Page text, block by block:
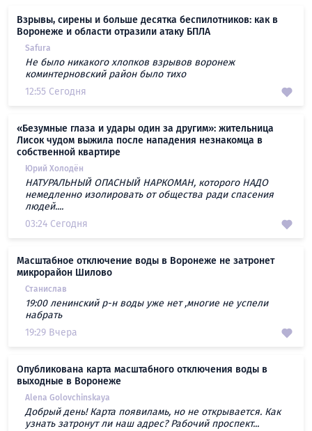
Взрывы, сирены и больше десятка беспилотников: как в
Воронеже и области отразили атаку БПЛА
Safura
Не было никакого хлопков взрывов воронеж
коминтерновский район было тихо
12:55 Сегодня
«Безумные глаза и удары один за другим»: жительница
Лисок чудом выжила после нападения незнакомца в
собственной квартире
Юрий Холодён
НАТУРАЛЬНЫЙ ОПАСНЫЙ НАРКОМАН, которого НАДО
немедленно изолировать от общества ради спасения
людей....
03:24 Сегодня
Масштабное отключение воды в Воронеже не затронет
микрорайон Шилово
Станислав
19:00 ленинский р-н воды уже нет ,многие не успели
набрать
19:29 Вчера
Опубликована карта масштабного отключения воды в
выходные в Воронеже
Alena Golovchinskaya
Добрый день! Карта появиламь, но не открывается. Как
узнать затронут ли наш адрес? Рабочий проспект...